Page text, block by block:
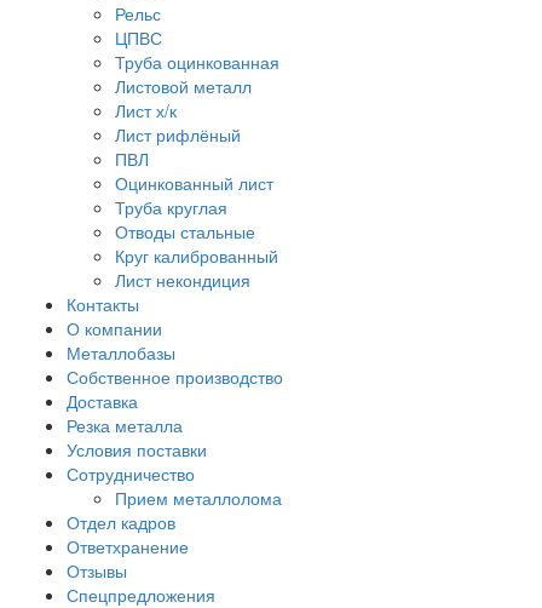
Рельс
ЦПВС
Труба оцинкованная
Листовой металл
Лист х/к
Лист рифлёный
ПВЛ
Оцинкованный лист
Труба круглая
Отводы стальные
Круг калиброванный
Лист некондиция
Контакты
О компании
Металлобазы
Собственное производство
Доставка
Резка металла
Условия поставки
Сотрудничество
Прием металлолома
Отдел кадров
Ответхранение
Отзывы
Спецпредложения